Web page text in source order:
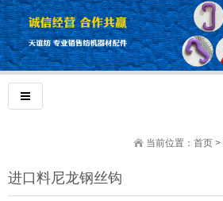
当前位置： 首页 >
进口料尼龙钢丝钩